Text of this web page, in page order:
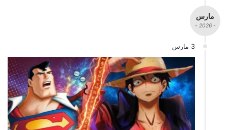
مارس
- 2026 -
3 مارس